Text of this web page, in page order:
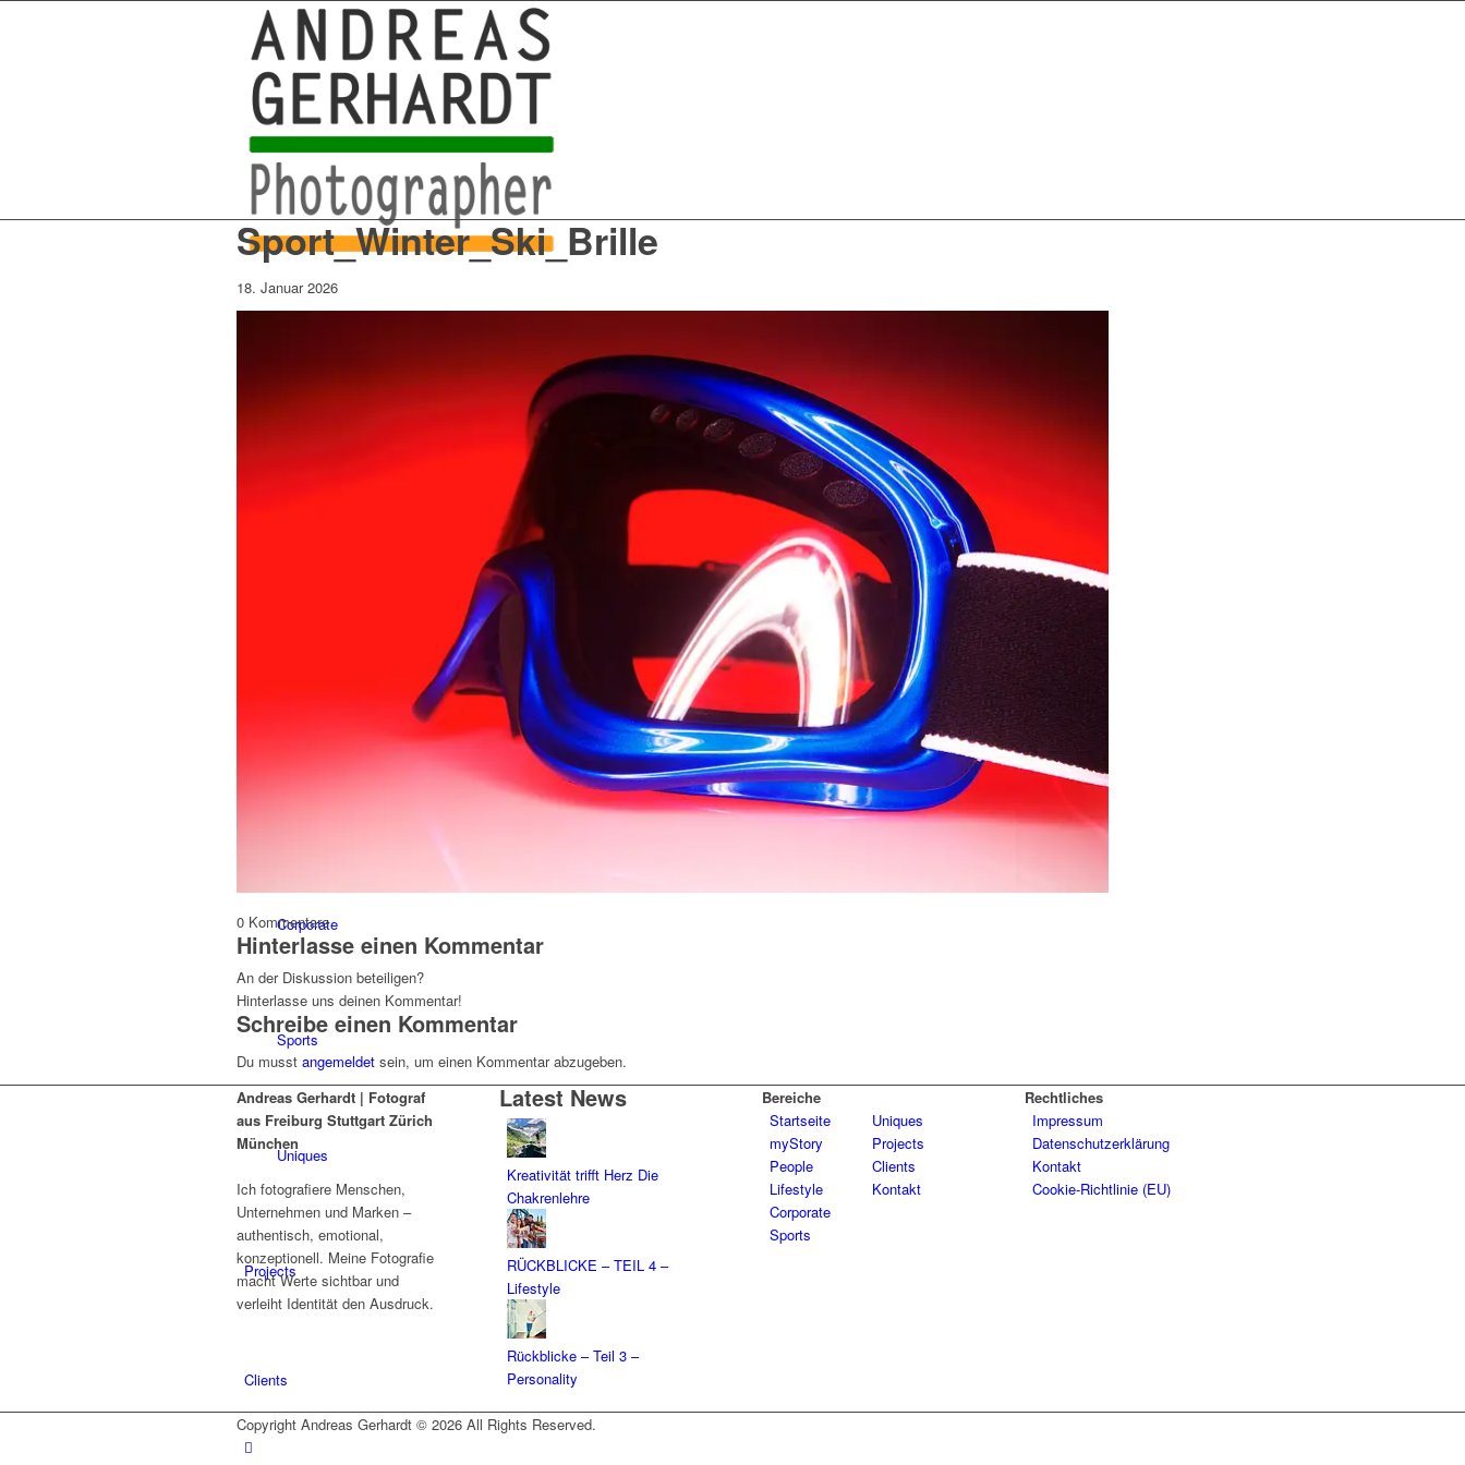
Corporate
Sports
Uniques
Projects
Clients
Sport_Winter_Ski_Brille
18. Januar 2026
0 Kommentare
Hinterlasse einen Kommentar
An der Diskussion beteiligen?
Hinterlasse uns deinen Kommentar!
Schreibe einen Kommentar
Du musst angemeldet sein, um einen Kommentar abzugeben.
Andreas Gerhardt | Fotograf
aus Freiburg Stuttgart Zürich
München
Ich fotografiere Menschen,
Unternehmen und Marken –
authentisch, emotional,
konzeptionell. Meine Fotografie
macht Werte sichtbar und
verleiht Identität den Ausdruck.
Latest News
Kreativität trifft Herz Die
Chakrenlehre
RÜCKBLICKE – TEIL 4 –
Lifestyle
Rückblicke – Teil 3 –
Personality
Bereiche
Startseite
myStory
People
Lifestyle
Corporate
Sports
Uniques
Projects
Clients
Kontakt
Rechtliches
Impressum
Datenschutzerklärung
Kontakt
Cookie-Richtlinie (EU)
Copyright Andreas Gerhardt © 2026 All Rights Reserved.